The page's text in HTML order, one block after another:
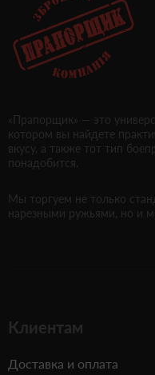
«Прапорщик» — это
котором вы найдете
вкусу, а также тот тип
понадобится.
Мы торгуем не только
нарезными ружьями, но и
Клиентам
Доставка и оплата